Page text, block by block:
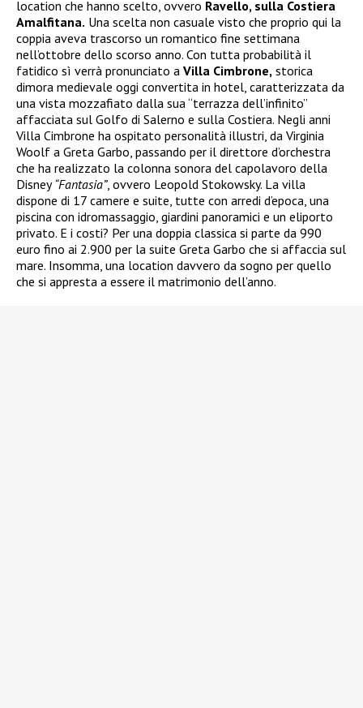
location che hanno scelto, ovvero Ravello, sulla Costiera
Amalfitana. Una scelta non casuale visto che proprio qui la
coppia aveva trascorso un romantico fine settimana
nell’ottobre dello scorso anno. Con tutta probabilità il
fatidico sì verrà pronunciato a Villa Cimbrone, storica
dimora medievale oggi convertita in hotel, caratterizzata da
una vista mozzafiato dalla sua “terrazza dell’infinito”
affacciata sul Golfo di Salerno e sulla Costiera. Negli anni
Villa Cimbrone ha ospitato personalità illustri, da Virginia
Woolf a Greta Garbo, passando per il direttore d’orchestra
che ha realizzato la colonna sonora del capolavoro della
Disney“Fantasia”, ovvero Leopold Stokowsky. La villa
dispone di 17 camere e suite, tutte con arredi d’epoca, una
piscina con idromassaggio, giardini panoramici e un eliporto
privato. E i costi? Per una doppia classica si parte da 990
euro fino ai 2.900 per la suite Greta Garbo che si affaccia sul
mare. Insomma, una location davvero da sogno per quello
che si appresta a essere il matrimonio dell’anno.